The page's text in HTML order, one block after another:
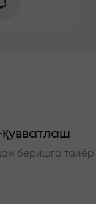
беришга тайёр